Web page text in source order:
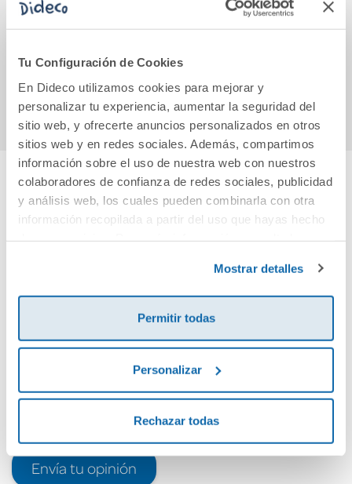
Tu Configuración de Cookies
En Dideco utilizamos cookies para mejorar y
personalizar tu experiencia, aumentar la seguridad del
sitio web, y ofrecerte anuncios personalizados en otros
sitios web y en redes sociales. Además, compartimos
información sobre el uso de nuestra web con nuestros
colaboradores de confianza de redes sociales, publicidad
y análisis web, los cuales pueden combinarla con otra
información recopilada a partir del uso que hayas hecho
Mostrar detalles
Permitir todas
Personalizar
Rechazar todas
malvados
15,90€
Comprar
Abecedario
Comprar
Cuéntanos tu opinión
¡Sé el primero en valorar este producto!
Envía tu opinión